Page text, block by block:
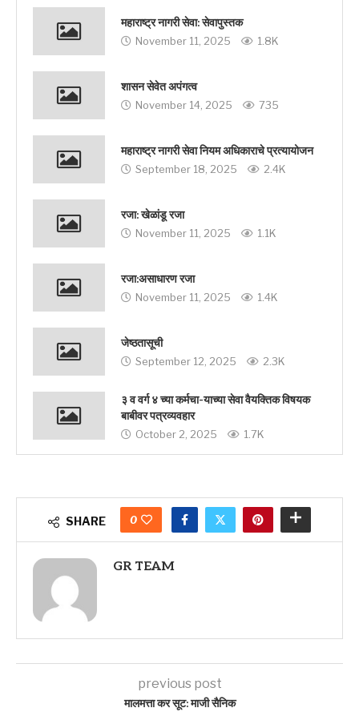
महाराष्ट्र नागरी सेवा: सेवापुस्तक
November 11, 2025 1.8K
शासन सेवेत अपंगत्व
November 14, 2025 735
महाराष्ट्र नागरी सेवा नियम अधिकाराचे प्रत्यायोजन
September 18, 2025 2.4K
रजा: खेळांडू रजा
November 11, 2025 1.1K
रजा:असाधारण रजा
November 11, 2025 1.4K
जेष्ठतासूची
September 12, 2025 2.3K
३ व वर्ग ४ च्या कर्मचा-याच्या सेवा वैयक्तिक विषयक
बाबीवर पत्रव्यवहार
October 2, 2025 1.7K
SHARE 0
GR TEAM
previous post
मालमत्ता कर सूट: माजी सैनिक